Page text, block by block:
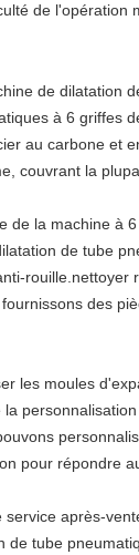
de l'opération
de dilatation
à 6 griffes
au carbone et
couvrant la
de la machine à
de tube
des
les moules
pour répondre
après-
de tube